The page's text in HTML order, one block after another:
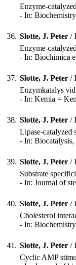
Enzyme-
- In:
36. Slotte, J. Peter /
Enzyme-
- In: Biochimica
37. Slotte, J. Peter /
Enzymkatalys
- In: Kemia =
38. Slotte, J. Peter /
Lipase-catalyzed
- In:
39. Slotte, J. Peter /
Substrate
- In: Journal of
40. Slotte, J. Peter /
Cholesterol
- In:
41. Slotte, J. Peter /
Cyclic AMP